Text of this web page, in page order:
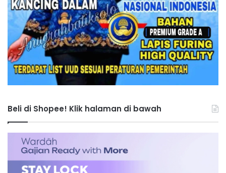
Beli di Shopee! Klik halaman di bawah